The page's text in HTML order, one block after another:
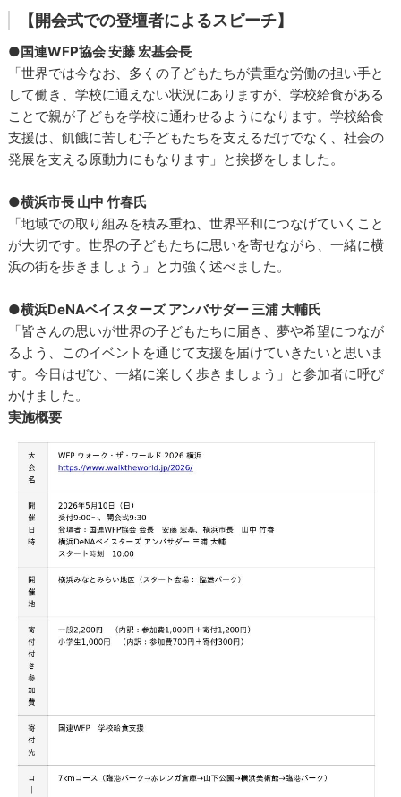
【開会式での登壇者によるスピーチ】
●国連WFP協会 安藤 宏基会長
「世界では今なお、多くの子どもたちが貴重な労働の担い手と
して働き、学校に通えない状況にありますが、学校給食がある
ことで親が子どもを学校に通わせるようになります。学校給食
支援は、飢餓に苦しむ子どもたちを支えるだけでなく、社会の
発展を支える原動力にもなります」と挨拶をしました。
●横浜市長 山中 竹春氏
「地域での取り組みを積み重ね、世界平和につなげていくこと
が大切です。世界の子どもたちに思いを寄せながら、一緒に横
浜の街を歩きましょう」と力強く述べました。
●横浜DeNAベイスターズ アンバサダー 三浦 大輔氏
「皆さんの思いが世界の子どもたちに届き、夢や希望につなが
るよう、このイベントを通じて支援を届けていきたいと思いま
す。今日はぜひ、一緒に楽しく歩きましょう」と参加者に呼び
かけました。
実施概要